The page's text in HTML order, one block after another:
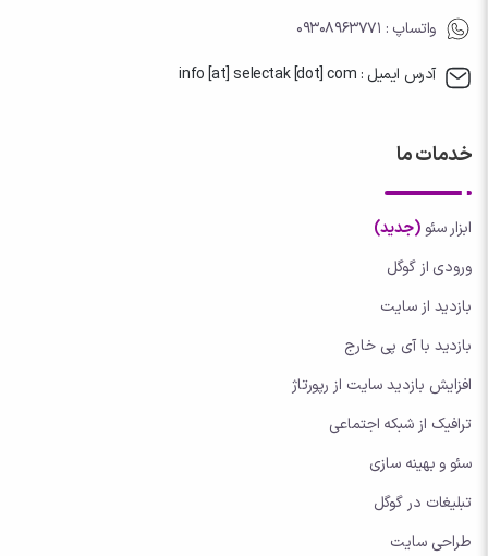
واتساپ : 09308963771
آدرس ایمیل : info [at] selectak [dot] com
خدمات ما
ابزار سئو (جدید)
ورودی از گوگل
بازدید از سایت
بازدید با آی پی خارج
افزایش بازدید سایت از رپورتاژ
ترافیک از شبکه اجتماعی
سئو و بهینه سازی
تبلیغات در گوگل
طراحی سایت